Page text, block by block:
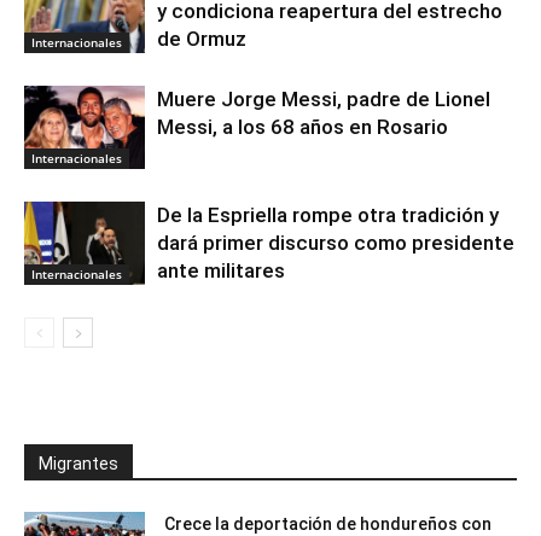
Internacionales
y condiciona reapertura del estrecho
de Ormuz
Internacionales
Muere Jorge Messi, padre de Lionel
Messi, a los 68 años en Rosario
Internacionales
De la Espriella rompe otra tradición y
dará primer discurso como presidente
ante militares
Migrantes
Crece la deportación de hondureños con